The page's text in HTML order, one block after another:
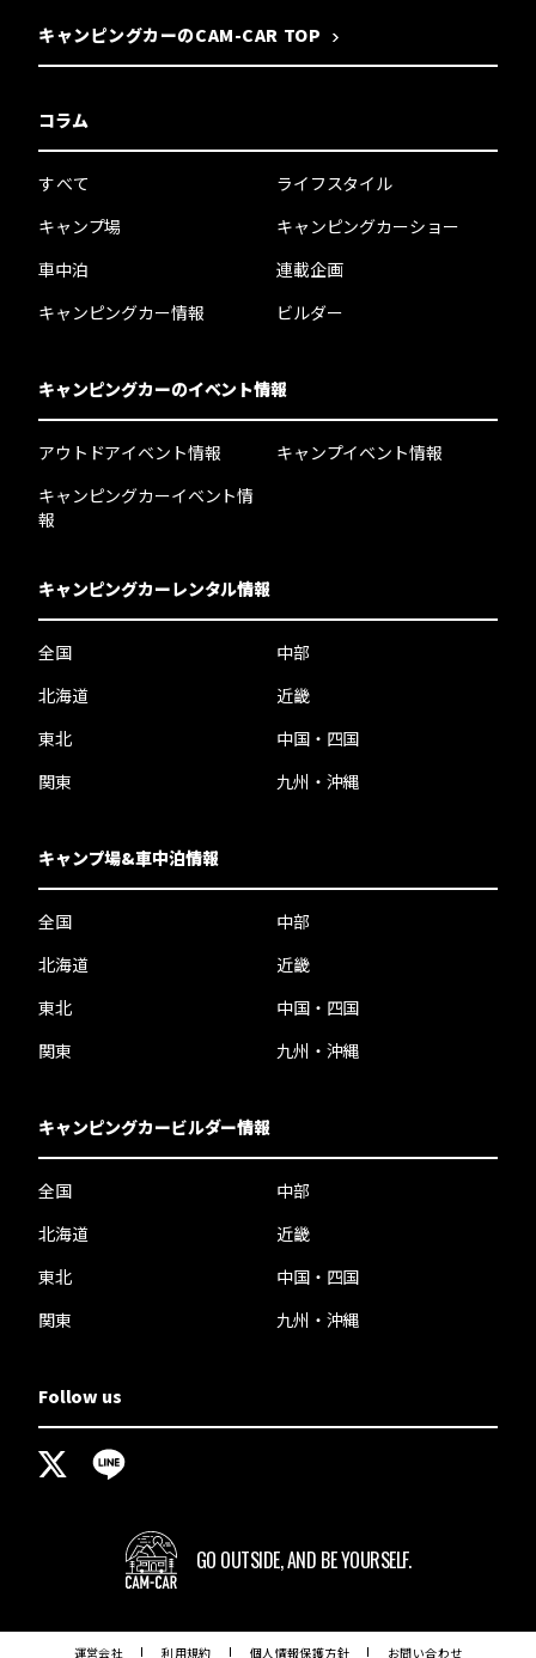
GO OUTSIDE,AND BE YOURSELF.
キャンピングカーのCAM-CAR TOP
コラム
すべて
キャンプ場
車中泊
キャンピングカー情報
ライフスタイル
キャンピングカーショー
連載企画
ビルダー
キャンピングカーのイベント情報
アウトドアイベント情報
キャンピングカーイベント情
報
キャンプイベント情報
キャンピングカーレンタル情報
全国
北海道
東北
関東
中部
近畿
中国・四国
九州・沖縄
キャンプ場&車中泊情報
全国
北海道
東北
関東
中部
近畿
中国・四国
九州・沖縄
キャンピングカービルダー情報
全国
北海道
東北
関東
中部
近畿
中国・四国
九州・沖縄
Follow us
運営会社 利用規約 個人情報保護方針 お問い合わせ